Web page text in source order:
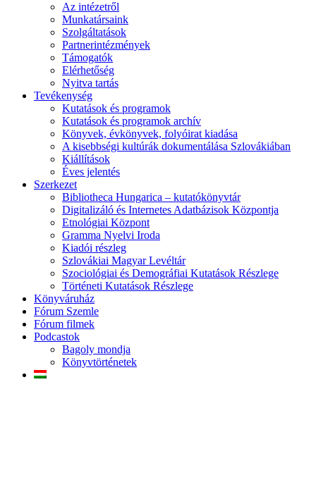
Az intézetről
Munkatársaink
Szolgáltatások
Partnerintézmények
Támogatók
Elérhetőség
Nyitva tartás
Tevékenység
Kutatások és programok
Kutatások és programok archív
Könyvek, évkönyvek, folyóirat kiadása
A kisebbségi kultúrák dokumentálása Szlovákiában
Kiállítások
Éves jelentés
Szerkezet
Bibliotheca Hungarica – kutatókönyvtár
Digitalizáló és Internetes Adatbázisok Központja
Etnológiai Központ
Gramma Nyelvi Iroda
Kiadói részleg
Szlovákiai Magyar Levéltár
Szociológiai és Demográfiai Kutatások Részlege
Történeti Kutatások Részlege
Könyváruház
Fórum Szemle
Fórum filmek
Podcastok
Bagoly mondja
Könyvtörténetek